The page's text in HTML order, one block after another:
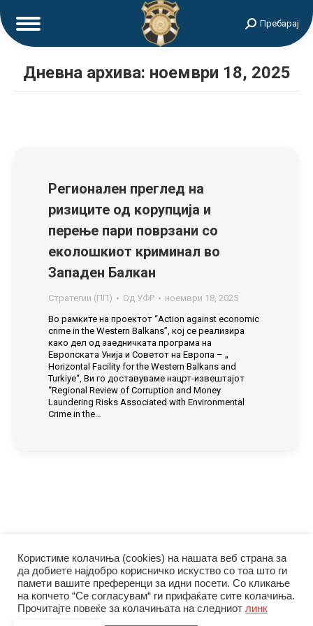
Search:Пребарај
Дневна архива: ноември 18, 2025
Регионален преглед на
ризиците од корупција и
перење пари поврзани со
еколошкиот криминал во
Западен Балкан
Стратегии (ПП) Од УФР
ноември 18, 2025
Во рамките на проектот “Action against economic
crime in the Western Balkans”, кој се реализира
како дел од заедничката програма на
Европската Унија и Советот на Европа – „
Horizontal Facility for the Western Balkans and
Turkiye“, Ви го доставуваме нацрт-извештајот
“Regional Review of Corruption and Money
Laundering Risks Associated with Environmental
Crime in the…
© Управа за финансиско разузнавање | 2026
Користиме колачиња (cookies) на нашата веб страна за
да добиете најдобро корисничко искуство со тоа што ги
памети вашите преференци за идни посети. Со кликање
на копчето “Се согласувам“ ги прифаќате сите колачиња.
Прочитајте повеќе за колачињата на следниот линк